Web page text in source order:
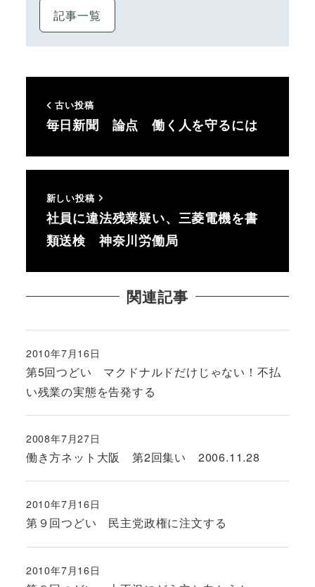
記事一覧
古い投稿
毎日新聞 論点 働く人を守るには
新しい投稿
社員に違法残業疑い、三菱電機を書
類送検 神奈川労働局
関連記事
第5回つどい マクドナルドだけじゃない！不払
い残業の実態を告発する
投稿日
2010年7月16日
働き方ネット大阪 第2回集い 2006.11.28
投稿日
2008年7月27日
第９回つどい 民主党政権に注文する
投稿日
2010年7月16日
投稿日
2010年7月16日